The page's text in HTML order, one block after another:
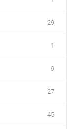
29
1
9
27
45